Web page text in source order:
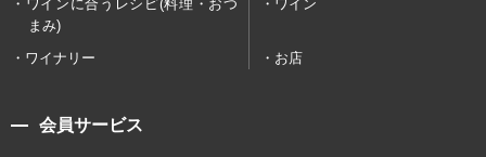
ワインに合うレシピ(料理・おつ
まみ)
ワイン
ワイナリー お店
会員サービス